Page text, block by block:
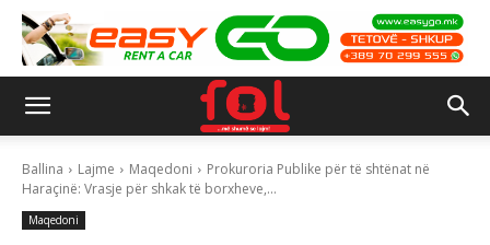
Ballina Lajme Maqedoni
Prokuroria Publike për të shtënat në
Haraçinë: Vrasje për shkak të borxheve,...
Maqedoni